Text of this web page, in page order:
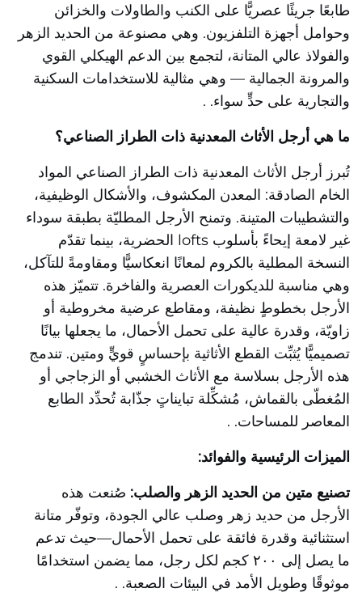
طابعًا جريئًا عصريًّا على الكنب والطاولات والخزائن
وحوامل أجهزة التلفزيون. وهي مصنوعة من الحديد الزهر
والفولاذ عالي المتانة، لتجمع بين الدعم الهيكلي القوي
والمرونة الجمالية — وهي مثالية للاستخدامات السكنية
والتجارية على حدٍّ سواء. .
ما هي أرجل الأثاث المعدنية ذات الطراز الصناعي؟
تُبرز أرجل الأثاث المعدنية ذات الطراز الصناعي المواد
الخام الصادقة: المعدن المكشوف، والأشكال الوظيفية،
والتشطيبات المتينة. وتمنح الأرجل المطليّة بطبقة سوداء
غير لامعة إيحاءً بأسلوب lofts الحضرية، بينما تقدّم
النسخة المطلية بالكروم لمعانًا انعكاسيًّا ومقاومةً للتآكل،
وهي مناسبة للديكورات العصرية والفاخرة. تتميّز هذه
الأرجل بخطوطٍ نظيفة، ومقاطع عرضية مخروطية أو
زاويّة، وقدرة عالية على تحمل الأحمال، ما يجعلها بيانًا
تصميميًّا يُثبِّت القطع الأثاثية بإحساسٍ قويٍّ ومتين. تندمج
هذه الأرجل بسلاسة مع الأثاث الخشبي أو الزجاجي أو
المُغطّى بالقماش، مُشكِّلة تبايناتٍ جذّابة تُحدِّد الطابع
المعاصر للمساحات. .
الميزات الرئيسية والفوائد:
تصنيع متين من الحديد الزهر والصلب: صُنعت هذه
الأرجل من حديد زهر وصلب عالي الجودة، وتوفّر متانة
استثنائية وقدرة فائقة على تحمل الأحمال—حيث تدعم
ما يصل إلى ٢٠٠ كجم لكل رجل، مما يضمن استخدامًا
موثوقًا وطويل الأمد في البيئات الصعبة. .